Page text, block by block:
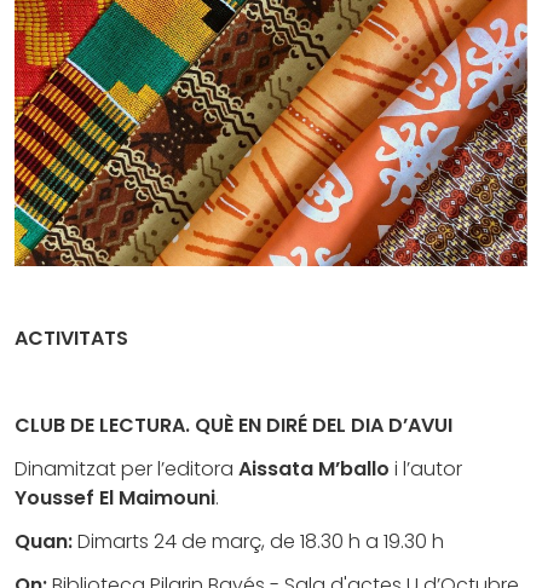
ACTIVITATS
CLUB DE LECTURA. QUÈ EN DIRÉ DEL DIA D’AVUI
Dinamitzat per l’editora Aissata M’ballo i l’autor
Youssef El Maimouni.
Quan:Dimarts 24 de març, de 18.30 h a 19.30 h